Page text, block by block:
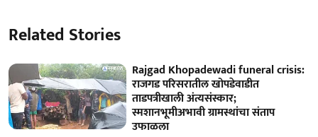
Related Stories
Rajgad Khopadewadi funeral crisis:
राजगड परिसरातील खोपडेवाडीत
ताडपत्रीखाली अंत्यसंस्कार;
स्मशानभूमीअभावी ग्रामस्थांचा संताप
उफाळला